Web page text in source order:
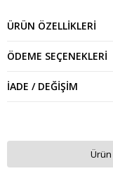
ÜRÜN ÖZELLIKLERI
ÖDEME SEÇENEKLERI
İADE / DEĞIŞIM
Ürün